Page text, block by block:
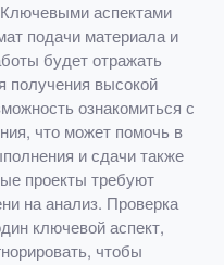
аспектами
подачи материала и
будет отражать
получения высокой
ознакомиться с
что может помочь в
и сдачи также
проекты требуют
на анализ. Проверка
ключевой аспект,
чтобы